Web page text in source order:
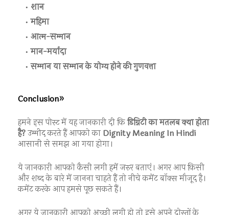
शान
महिमा
आत्म-सम्मान
मान-मर्यादा
सम्मान या सम्मान के योग्य होने की गुणवत्ता
Conclusion»
हमने इस पोस्ट में यह जानकारी दी किडिग्निटी का मतलब क्या होता
है?उम्मीद करते हैं आपको का Dignity Meaning In Hindi
आसानी से समझ आ गया होगा।
ये जानकारी आपको कैसी लगी हमें जरुर बताएं। अगर आप किसी
और शब्द के बारे में जानना चाहते हैं तो नीचे कमेंट बॉक्स मौजूद है।
कमेंट करके आप हमसे पूछ सकते हैं।